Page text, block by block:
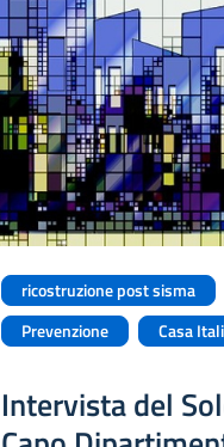
ricostruzione post sisma
Prevenzione
Casa
Intervista del